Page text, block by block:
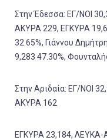
Στην Έδεσσα: ΕΓ/ΝΟΙ
ΑΚΥΡΑ 229, ΕΓΚΥΡΑ
32.65%, Γιάννου
9,283 47.30%,
Στην Αριδαία: ΕΓ/ΝΟΙ
ΑΚΥΡΑ 162
ΕΓΚΥΡΑ 23,184, ΛΕΥΚΑ-